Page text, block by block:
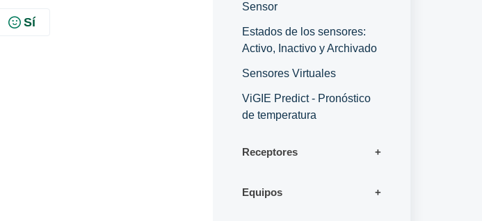
Sí
Sensor
Estados de los sensores:
Activo, Inactivo y Archivado
Sensores Virtuales
ViGIE Predict - Pronóstico
de temperatura
Receptores
Equipos